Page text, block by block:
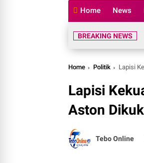
Home News
BREAKING NEWS
Home Politik Lapisi
Lapisi
Aston
Tebo Online